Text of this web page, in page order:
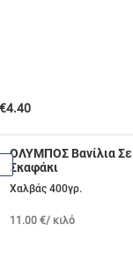
€4.40
ΟΛΥΜΠΟΣ Βανίλια Σε
Σκαφάκι
Χαλβάς 400γρ.
11.00 €/ κιλό